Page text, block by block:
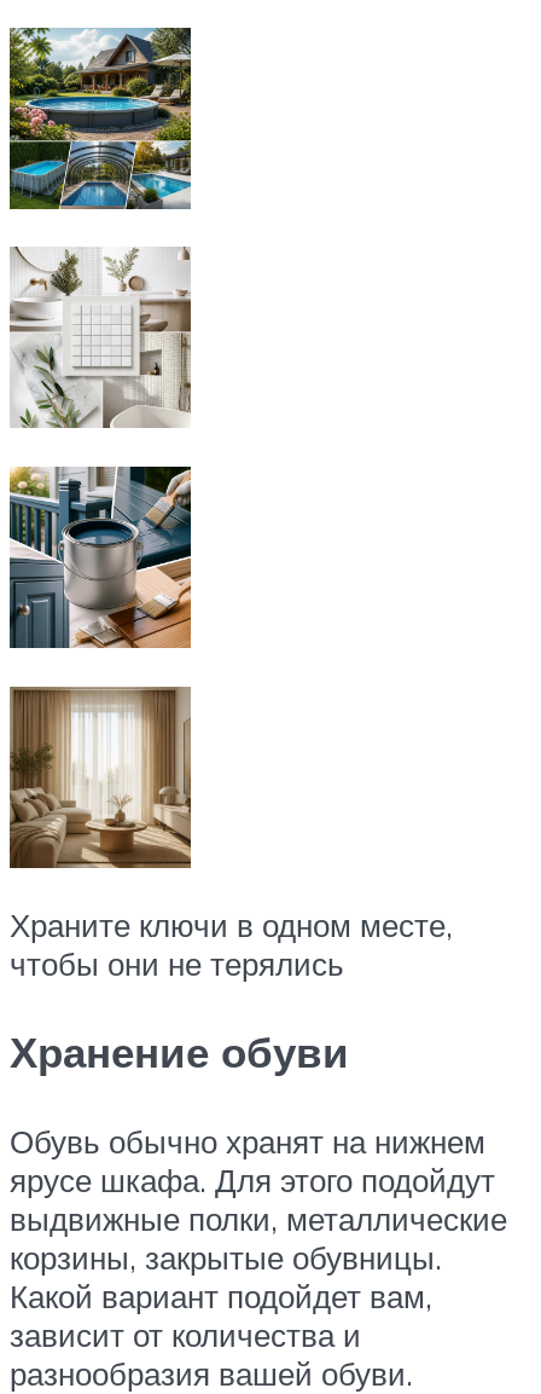
Храните ключи в одном месте,
чтобы они не терялись
Хранение обуви
Обувь обычно хранят на нижнем
ярусе шкафа. Для этого подойдут
выдвижные полки, металлические
корзины, закрытые обувницы.
Какой вариант подойдет вам,
зависит от количества и
разнообразия вашей обуви.